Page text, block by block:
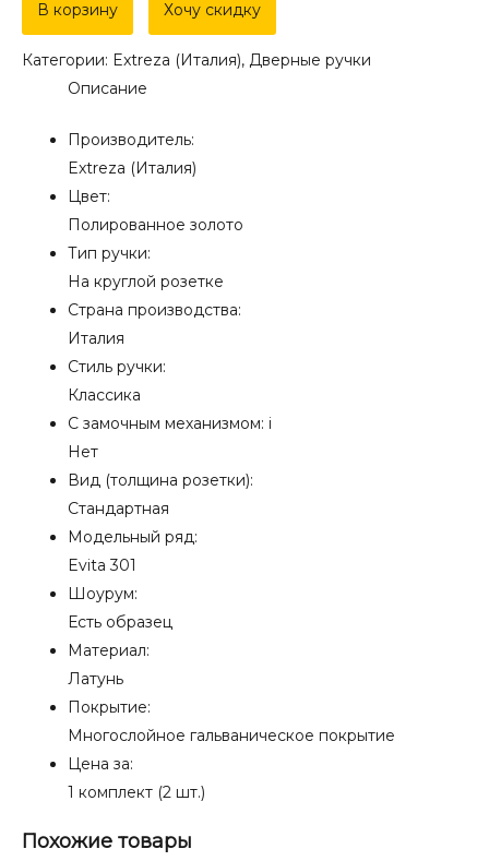
Дверная
ручка
Extreza
"EVITA"
розетке
полированная
латунь
В корзину Хочу скидку
Категории: Extreza (Италия), Дверные ручки
Описание
Производитель:
Extreza (Италия)
Цвет:
Полированное золото
Тип ручки:
На круглой розетке
Страна производства:
Италия
Стиль ручки:
Классика
С замочным механизмом: i
Нет
Вид (толщина розетки):
Стандартная
Модельный ряд:
Evita 301
Шоурум:
Есть образец
Материал:
Латунь
Покрытие:
Многослойное гальваническое покрытие
Цена за:
1 комплект (2 шт.)
Похожие товары